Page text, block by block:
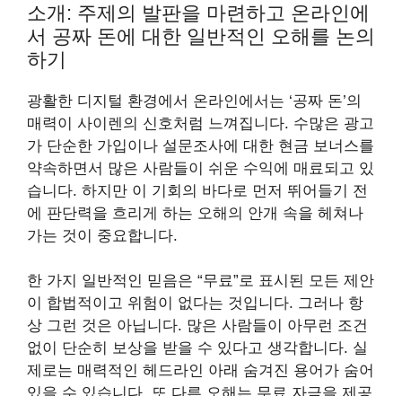
소개: 주제의 발판을 마련하고 온라인에
서 공짜 돈에 대한 일반적인 오해를 논의
하기
광활한 디지털 환경에서 온라인에서는 ‘공짜 돈’의
매력이 사이렌의 신호처럼 느껴집니다. 수많은 광고
가 단순한 가입이나 설문조사에 대한 현금 보너스를
약속하면서 많은 사람들이 쉬운 수익에 매료되고 있
습니다. 하지만 이 기회의 바다로 먼저 뛰어들기 전
에 판단력을 흐리게 하는 오해의 안개 속을 헤쳐나
가는 것이 중요합니다.
한 가지 일반적인 믿음은 “무료”로 표시된 모든 제안
이 합법적이고 위험이 없다는 것입니다. 그러나 항
상 그런 것은 아닙니다. 많은 사람들이 아무런 조건
없이 단순히 보상을 받을 수 있다고 생각합니다. 실
제로는 매력적인 헤드라인 아래 숨겨진 용어가 숨어
있을 수 있습니다. 또 다른 오해는 무료 자금을 제공